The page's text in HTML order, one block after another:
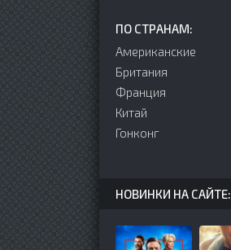
ПО СТРАНАМ:
Американские
Британия
Франция
Китай
Гонконг
НОВИНКИ НА САЙТЕ: